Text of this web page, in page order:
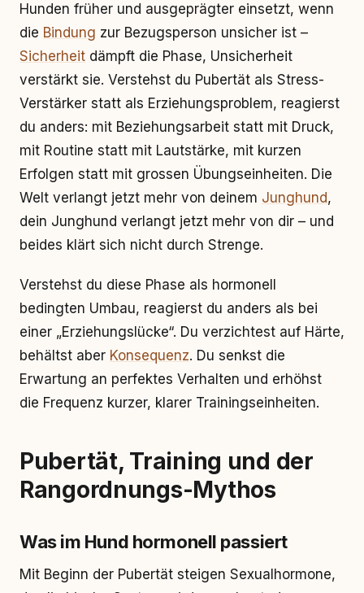
Hunden früher und ausgeprägter einsetzt, wenn
die Bindung zur Bezugsperson unsicher ist –
Sicherheit dämpft die Phase, Unsicherheit
verstärkt sie. Verstehst du Pubertät als Stress-
Verstärker statt als Erziehungsproblem, reagierst
du anders: mit Beziehungsarbeit statt mit Druck,
mit Routine statt mit Lautstärke, mit kurzen
Erfolgen statt mit grossen Übungseinheiten. Die
Welt verlangt jetzt mehr von deinem Junghund,
dein Junghund verlangt jetzt mehr von dir – und
beides klärt sich nicht durch Strenge.
Verstehst du diese Phase als hormonell
bedingten Umbau, reagierst du anders als bei
einer „Erziehungslücke“. Du verzichtest auf Härte,
behältst aber Konsequenz. Du senkst die
Erwartung an perfektes Verhalten und erhöhst
die Frequenz kurzer, klarer Trainingseinheiten.
Pubertät, Training und der
Rangordnungs-Mythos
Was im Hund hormonell passiert
Mit Beginn der Pubertät steigen Sexualhormone,